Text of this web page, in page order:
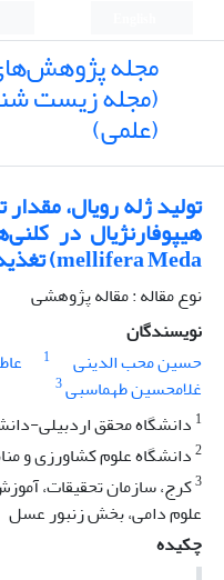
مجله
(مجله زیست
(علمی)
تولید ژله رویال،
mellifera Meda) تغذیه شده با سطوح مختلف تیامین
نوع مقاله : مقاله پژوهشی
نویسندگان
حسین محب الدینی
1
غلامحسین طهماسبی3
1 دانشگاه محقق اردبیلی-
2دانشگاه علوم کشاورزی و
3کرج، سازمان تحقیقات،
علوم دامی، بخش زنبور عسل
چکیده